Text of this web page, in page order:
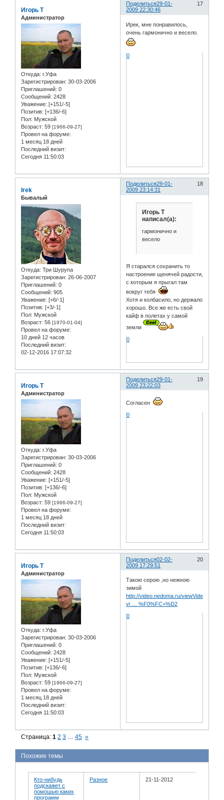
Поделиться 17
29-01-
2009 22:30:46
Игорь Т
Администратор
Откуда: г.Уфа
Зарегистрирован: 30-03-2006
Приглашений: 0
Сообщений: 2428
Уважение: [+151/-5]
Позитив: [+136/-6]
Пол: Мужской
Возраст: 59 [1966-09-27]
Провел на форуме:
1 месяц 18 дней
Последний визит:
Сегодня 11:50:03
Ирек, мне понравилось,
очень гармонично и весело.
0
Поделиться 18
29-01-
2009 23:14:31
Irek
Бывалый
Откуда: Три Шурупа
Зарегистрирован: 26-06-2007
Приглашений: 0
Сообщений: 905
Уважение: [+6/-1]
Позитив: [+3/-1]
Пол: Мужской
Возраст: 56 [1970-01-04]
Провел на форуме:
10 дней 12 часов
Последний визит:
02-12-2016 17:07:32
Игорь Т
написал(а):
гармонично и
весело
Я старался сохранить то
настроение щенячей радости,
с которым я прыгал там
вокруг тебя
Хотя и колбасило, но держало
хорошо. Все же есть свой
кайф в полетах у самой
земли
0
Поделиться 19
29-01-
2009 23:22:03
Игорь Т
Администратор
Откуда: г.Уфа
Зарегистрирован: 30-03-2006
Приглашений: 0
Сообщений: 2428
Уважение: [+151/-5]
Позитив: [+136/-6]
Пол: Мужской
Возраст: 59 [1966-09-27]
Провел на форуме:
1 месяц 18 дней
Последний визит:
Сегодня 11:50:03
Согласен
0
Поделиться 20
02-02-
2009 17:29:51
Игорь Т
Администратор
Откуда: г.Уфа
Зарегистрирован: 30-03-2006
Приглашений: 0
Сообщений: 2428
Уважение: [+151/-5]
Позитив: [+136/-6]
Пол: Мужской
Возраст: 59 [1966-09-27]
Провел на форуме:
1 месяц 18 дней
Последний визит:
Сегодня 11:50:03
Такою серою ,но нежною
зимой
http://video.nedoma.ru/viewVideo.php?
vi … %F0%FC+%D2
0
Страница:1 2 3 … 45 »
Похожие темы
Кто-нибудь
подскажет с
помошью каких
программ
Разное 21-11-2012